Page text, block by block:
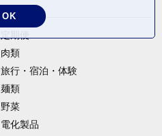
肉類
旅行・宿泊・体験
麺類
野菜
電化製品
OK